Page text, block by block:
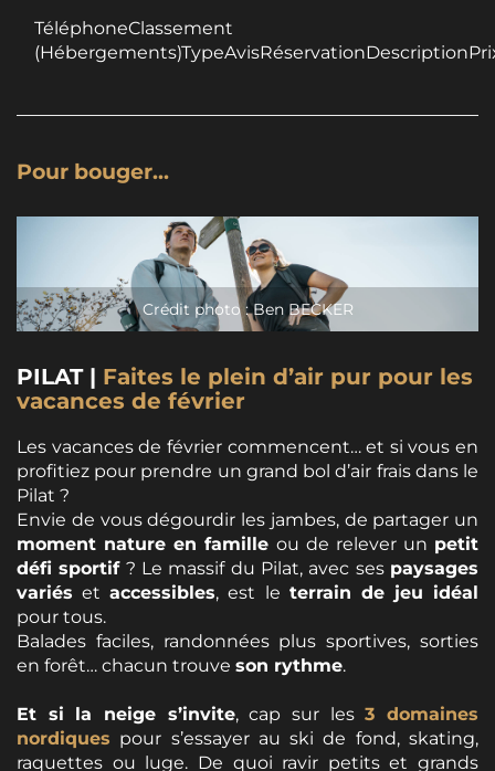
TéléphoneClassement
Pour bouger...
Crédit photo : Ben BECKER
PILAT | Faites le plein d’air pur pour les
vacances de février
Les vacances de février commencent… et si vous en
profitiez pour prendre un grand bol d’air frais dans le
Pilat ?
Envie de vous dégourdir les jambes, de partager un
moment nature en famille ou de relever un petit
défi sportif? Le massif du Pilat, avec ses paysages
variés etaccessibles, est le terrain de jeu idéal
pour tous.
Balades faciles, randonnées plus sportives, sorties
en forêt… chacun trouve son rythme.
Et si la neige s’invite, cap sur les3 domaines
nordiques pour s’essayer au ski de fond, skating,
raquettes ou luge. De quoi ravir petits et grands